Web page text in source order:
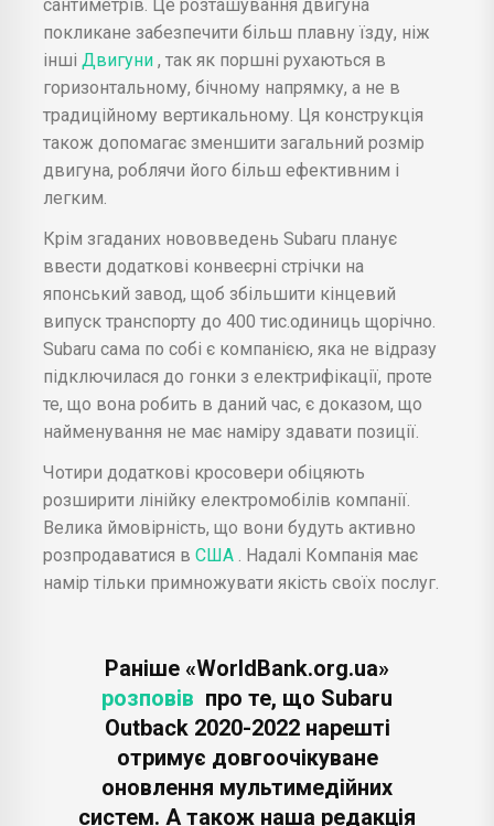
сантиметрів. Це розташування двигуна
покликане забезпечити більш плавну їзду, ніж
інші Двигуни , так як поршні рухаються в
горизонтальному, бічному напрямку, а не в
традиційному вертикальному. Ця конструкція
також допомагає зменшити загальний розмір
двигуна, роблячи його більш ефективним і
легким.
Крім згаданих нововведень Subaru планує
ввести додаткові конвеєрні стрічки на
японський завод, щоб збільшити кінцевий
випуск транспорту до 400 тис.одиниць щорічно.
Subaru сама по собі є компанією, яка не відразу
підключилася до гонки з електрифікації, проте
те, що вона робить в даний час, є доказом, що
найменування не має наміру здавати позиції.
Чотири додаткові кросовери обіцяють
розширити лінійку електромобілів компанії.
Велика ймовірність, що вони будуть активно
розпродаватися в США
. Надалі Компанія має
намір тільки примножувати якість своїх послуг.
Раніше «WorldBank.org.ua»
розповів про те, що Subaru
Outback 2020-2022 нарешті
отримує довгоочікуване
оновлення мультимедійних
систем. А також наша редакція